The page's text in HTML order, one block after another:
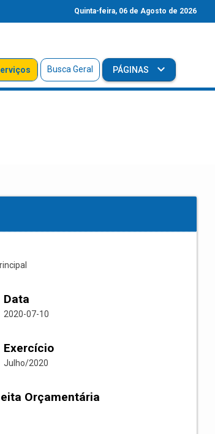
Quinta-feira, 06 de Agosto de 2026
Busca Geral PÁGINAS
Data
2020-07-10
Exercício
Julho/2020
Orçamentária